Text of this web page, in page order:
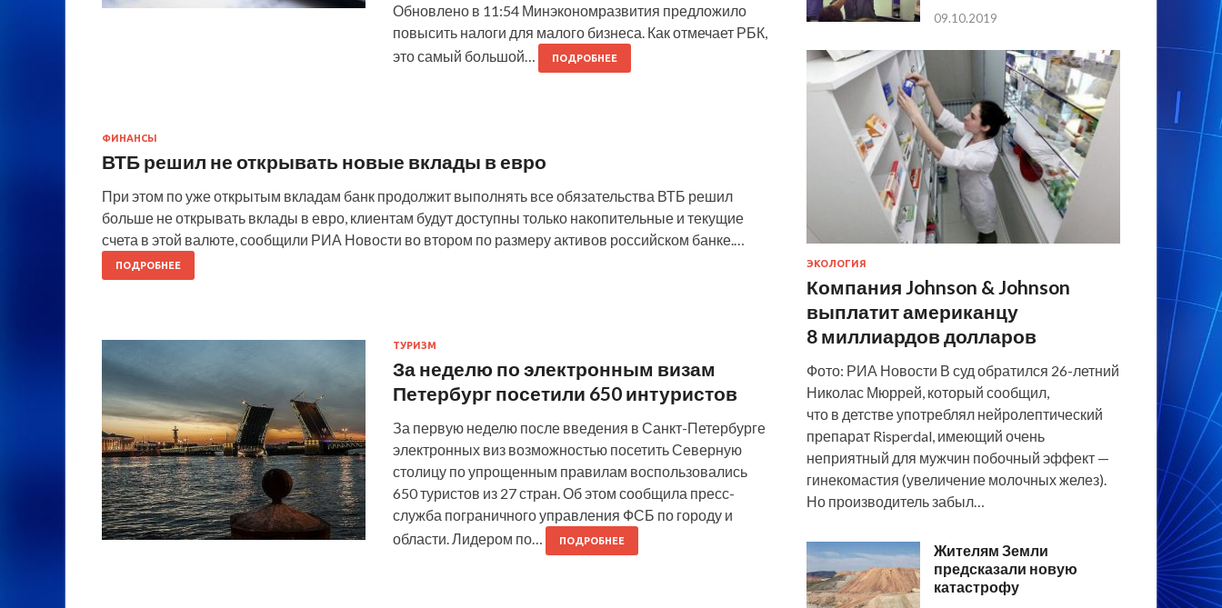
Обновлено в 11:54 Минэкономразвития предложило
повысить налоги для малого бизнеса. Как отмечает РБК,
это самый большой…
ПОДРОБНЕЕ
ФИНАНСЫ
ВТБ решил не открывать новые вклады в евро
При этом по уже открытым вкладам банк продолжит выполнять все обязательства ВТБ решил
больше не открывать вклады в евро, клиентам будут доступны только накопительные и текущие
счета в этой валюте, сообщили РИА Новости во втором по размеру активов российском банке.…
ПОДРОБНЕЕ
ТУРИЗМ
За неделю по электронным визам
Петербург посетили 650 интуристов
За первую неделю после введения в Санкт-Петербурге
электронных виз возможностью посетить Северную
столицу по упрощенным правилам воспользовались
650 туристов из 27 стран. Об этом сообщила пресс-
служба пограничного управления ФСБ по городу и
области. Лидером по…
ПОДРОБНЕЕ
09.10.2019
ЭКОЛОГИЯ
Компания Johnson & Johnson
выплатит американцу
8 миллиардов долларов
Фото: РИА Новости В суд обратился 26-летний
Николас Мюррей, который сообщил,
что в детстве употреблял нейролептический
препарат Risperdal, имеющий очень
неприятный для мужчин побочный эффект —
гинекомастия (увеличение молочных желез).
Но производитель забыл…
Жителям Земли
предсказали новую
катастрофу